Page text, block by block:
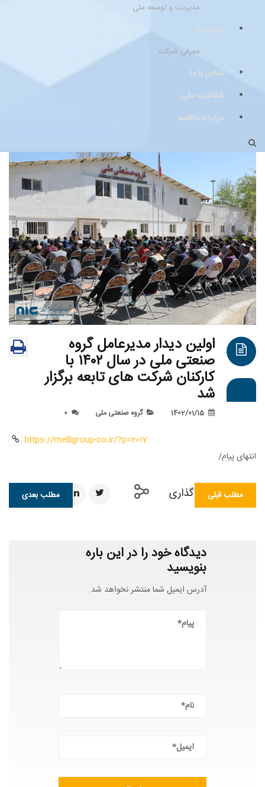
مدیریت و توسعه ملی
درباره ما
معرفی شرکت
تماس با ما
شفافیت مالی
مزایده مناقصه
اولین دیدار مدیرعامل گروه
صنعتی ملی در سال ۱۴۰۲ با
کارکنان شرکت های تابعه برگزار
شد
گروه صنعتی ملی
https://melligroup-co.ir/?p=2017
پیام/
اشتراک گذاری
قبلی مطلب بعدی
دیدگاه خود را در این باره
بنویسید
آدرس ایمیل شما منتشر نخواهد شد.